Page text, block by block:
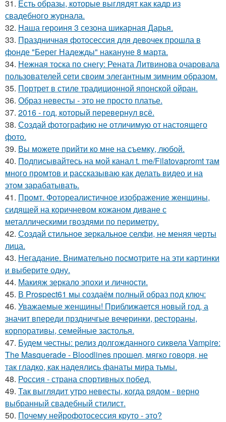
31. Есть образы, которые выглядят как кадр из
свадебного журнала.
32. Наша героиня 3 сезона шикарная Дарья.
33. Праздничная фотосессия для девочек прошла в
фонде "Берег Надежды" накануне 8 марта.
34. Нежная тоска по снегу: Рената Литвинова очаровала
пользователей сети своим элегантным зимним образом.
35. Портрет в стиле традиционной японской ойран.
36. Образ невесты - это не просто платье.
37. 2016 - год, который перевернул всё.
38. Создай фотографию не отличимую от настоящего
фото.
39. Вы можете прийти ко мне на съемку, любой.
40. Подписывайтесь на мой канал t. me/Filatovapromt там
много промтов и рассказываю как делать видео и на
этом зарабатывать.
41. Промт. Фотореалистичное изображение женщины,
сидящей на коричневом кожаном диване с
металлическими гвоздями по периметру.
42. Создай стильное зеркальное селфи, не меняя черты
лица.
43. Негадание. Внимательно посмотрите на эти картинки
и выберите одну.
44. Макияж зеркало эпохи и личности.
45. В Prospect61 мы создаём полный образ под ключ:
46. Уважаемые женщины! Приближается новый год, а
значит впереди прздничгые вечеринки, рестораны,
корпоративы, семейные застолья.
47. Будем честны: релиз долгожданного сиквела Vampire:
The Masquerade - Bloodlines прошел, мягко говоря, не
так гладко, как надеялись фанаты мира тьмы.
48. Россия - страна спортивных побед.
49. Так выглядит утро невесты, когда рядом - верно
выбранный свадебный стилист.
50. Почему нейрофотосессия круто - это?